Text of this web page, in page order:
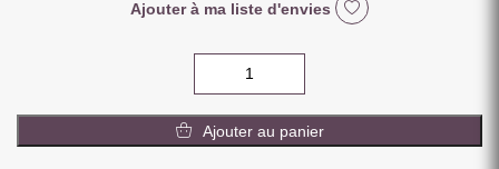
Ajouter à ma liste d'envies
EN
Ajouter au panier